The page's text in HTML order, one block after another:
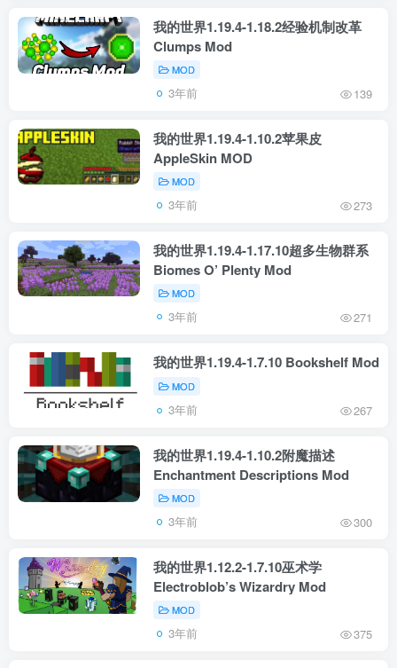
我的世界1.19.4-1.18.2经验机制改革
Clumps Mod
MOD
3年前 139
我的世界1.19.4-1.10.2苹果皮
AppleSkin MOD
MOD
3年前 273
我的世界1.19.4-1.17.10超多生物群系
Biomes O’ Plenty Mod
MOD
3年前 271
我的世界1.19.4-1.7.10 Bookshelf Mod
MOD
3年前 267
我的世界1.19.4-1.10.2附魔描述
Enchantment Descriptions Mod
MOD
3年前 300
我的世界1.12.2-1.7.10巫术学
Electroblob’s Wizardry Mod
MOD
3年前 375